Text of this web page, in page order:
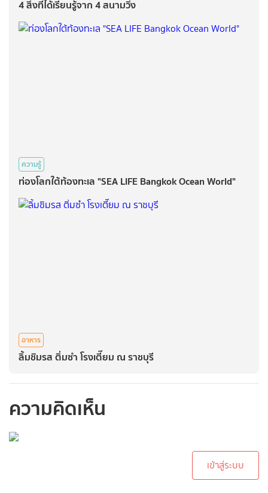
4 สิ่งที่ได้เรียนรู้จาก 4 สนามวิ่ง
ความรู้
ท่องโลกใต้ท้องทะเล "SEA LIFE Bangkok Ocean World"
อาหาร
ลิ้มชิมรส ติ่มซำ โรงเตี๊ยม ณ ราชบุรี
ความคิดเห็น
เข้าสู่ระบบ